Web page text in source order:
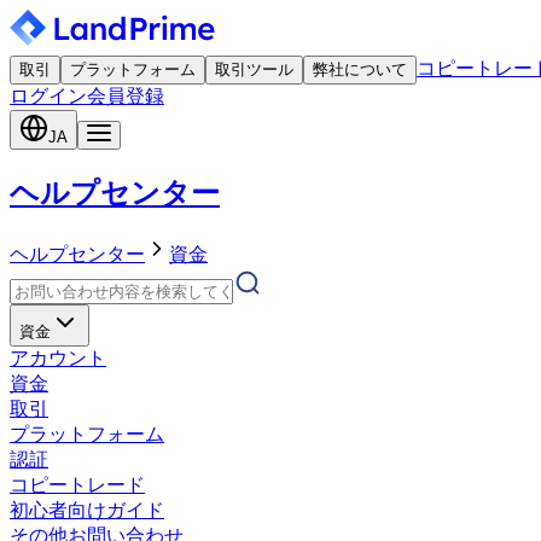
取引 プラットフォーム 取引ツール 弊社について コピートレー
ログイン会員登録
JA
ヘルプセンター
ヘルプセンター 資金
資金
アカウント
資金
取引
プラットフォーム
認証
コピートレード
初心者向けガイド
その他お問い合わせ